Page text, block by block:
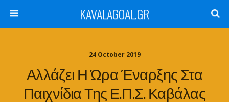
KAVALAGOAL.GR
24 October 2019
Αλλάζει Η Ώρα Έναρξης Στα
Παιχνίδια Της Ε.Π.Σ. Καβάλας